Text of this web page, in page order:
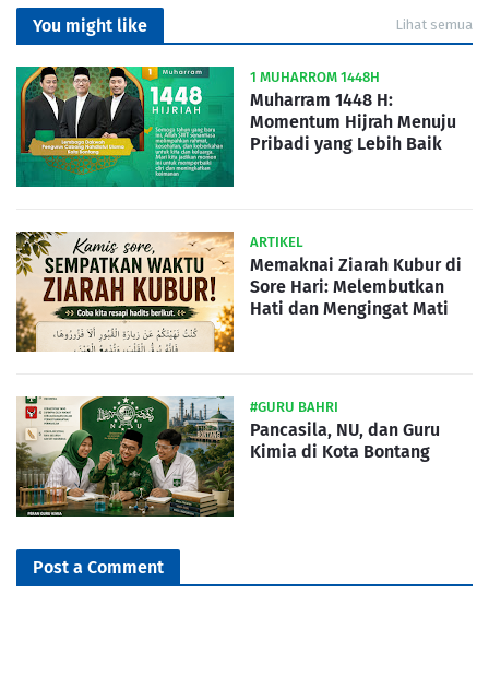
You might like Lihat semua
1 MUHARROM 1448H
Muharram 1448 H:
Momentum Hijrah Menuju
Pribadi yang Lebih Baik
ARTIKEL
Memaknai Ziarah Kubur di
Sore Hari: Melembutkan
Hati dan Mengingat Mati
#GURU BAHRI
Pancasila, NU, dan Guru
Kimia di Kota Bontang
Post a Comment